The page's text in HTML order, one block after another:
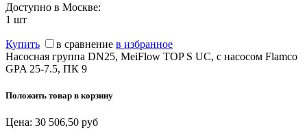
Доступно в Москве:
1 шт
Купить в сравнение в избранное
Насосная группа DN25, MeiFlow TOP S UC, с насосом Flamco
GPA 25-7.5, ПК 9
Положить товар в корзину
Цена: 30 506,50 руб